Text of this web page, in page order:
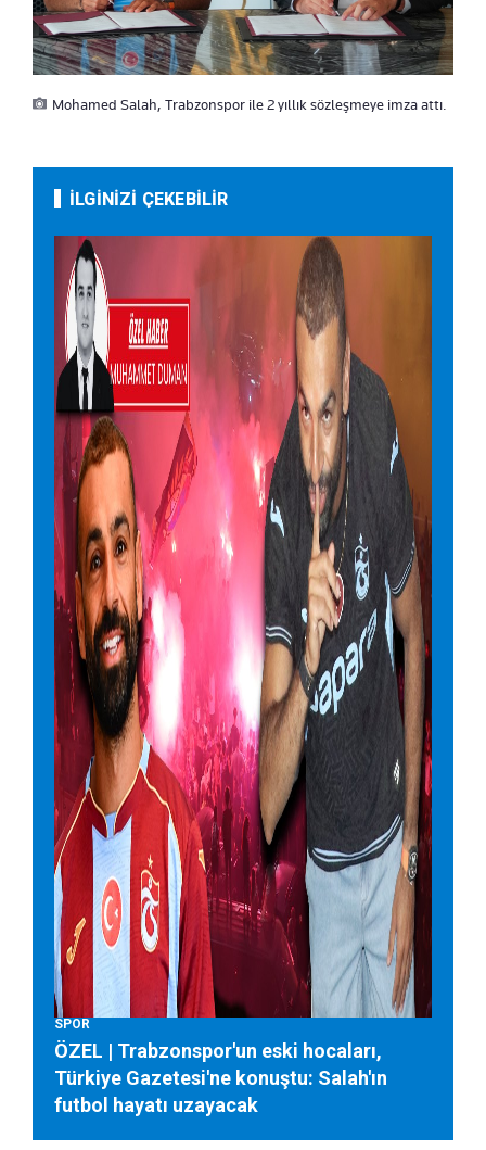
Mohamed Salah, Trabzonspor ile 2 yıllık sözleşmeye imza attı.
İLGİNİZİ ÇEKEBİLİR
SPOR
ÖZEL | Trabzonspor'un eski hocaları,
Türkiye Gazetesi'ne konuştu: Salah'ın
futbol hayatı uzayacak